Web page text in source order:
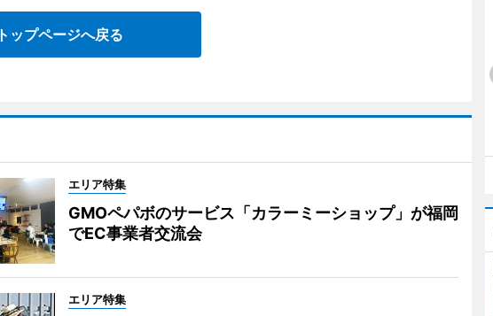
ップページへ戻る
エリア特集
GMOペパボのサービス「カラーミーショップ」が福岡
でEC事業者交流会
エリア特集